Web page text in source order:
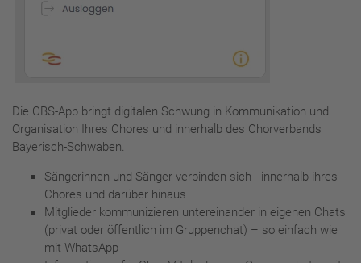
Die CBS-App bringt digitalen Schwung in Kommunikation und
Organisation Ihres Chores und innerhalb des Chorverbands
Bayerisch-Schwaben.
Sängerinnen und Sänger verbinden sich - innerhalb ihres
Chores und darüber hinaus
Mitglieder kommunizieren untereinander in eigenen Chats
(privat oder öffentlich im Gruppenchat) – so einfach wie
mit WhatsApp